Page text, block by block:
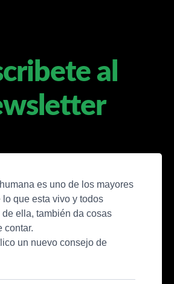
al
es uno de los mayores
lo que esta vivo y todos
ella, también da cosas
contar.
un nuevo consejo de